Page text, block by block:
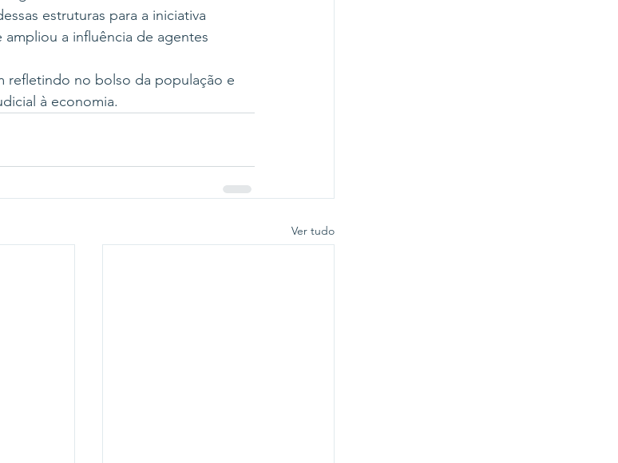
estruturas para a iniciativa
a influência de agentes
refletindo no bolso da população e
à economia.
Ver tudo